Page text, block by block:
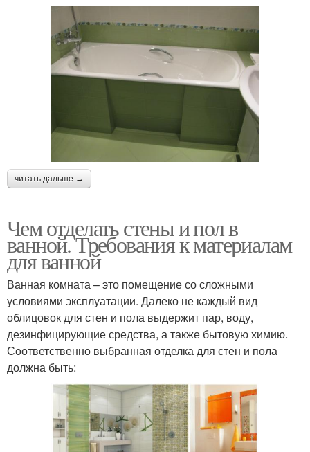
читать дальше →
Чем отделать стены и пол в
ванной. Требования к материалам
для ванной
Ванная комната – это помещение со сложными
условиями эксплуатации. Далеко не каждый вид
облицовок для стен и пола выдержит пар, воду,
дезинфицирующие средства, а также бытовую химию.
Соответственно выбранная отделка для стен и пола
должна быть: